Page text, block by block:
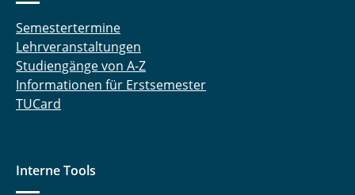
Semestertermine
Lehrveranstaltungen
Studiengänge von A-Z
Informationen für Erstsemester
TUCard
Interne Tools